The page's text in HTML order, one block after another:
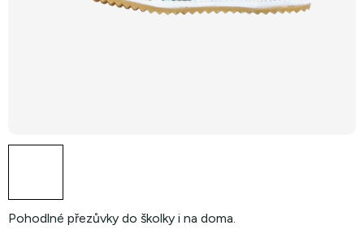
Pohodlné přezůvky do školky i na doma.